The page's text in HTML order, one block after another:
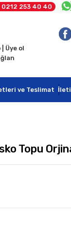
0212 253 40 40
| Üye ol
ve Teslimat
Topu